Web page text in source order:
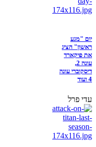
יום "מגע
ראשון" הציג
את פיקארד
עונה 2,
דיסקוברי עונה
4 ועוד
עדי פרל